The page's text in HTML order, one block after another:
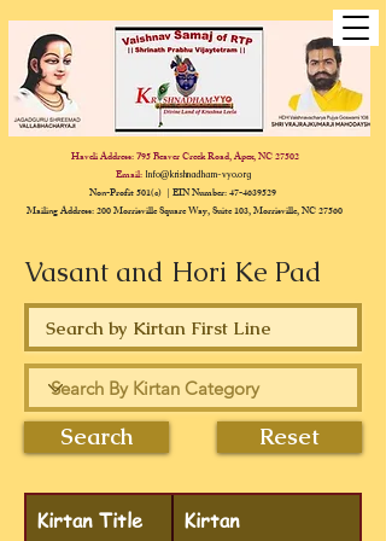
Haveli Address: 795 Beaver Creek Road, Apex, NC 27502
Email: Info@krishnadham-vyo.org
Non-Profit 501(c) | EIN Number:47-4639529
Mailing Address: 200 Morrisville Square Way, Suite 103, Morrisville, NC 27560
Vasant and Hori Ke Pad
Search Reset
Kirtan Title Kirtan